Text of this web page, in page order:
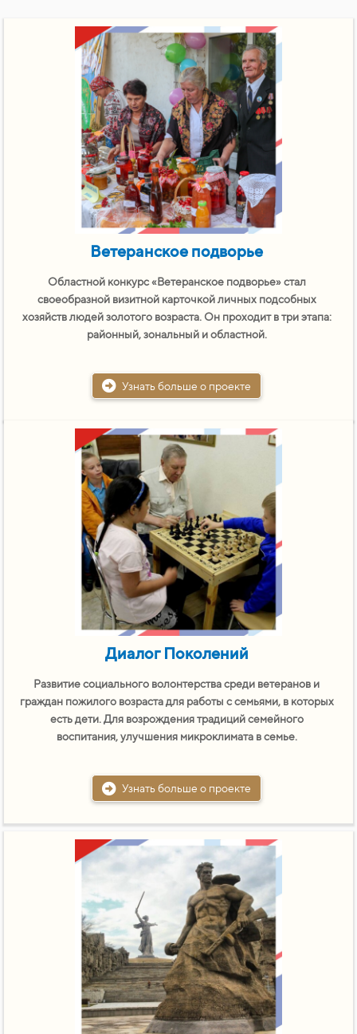
Ветеранское подворье
Областной конкурс «Ветеранское подворье» стал
своеобразной визитной карточкой личных подсобных
хозяйств людей золотого возраста. Он проходит в три этапа:
районный, зональный и областной.
Узнать больше о проекте
Диалог Поколений
Развитие социального волонтерства среди ветеранов и
граждан пожилого возраста для работы с семьями, в которых
есть дети. Для возрождения традиций семейного
воспитания, улучшения микроклимата в семье.
Узнать больше о проекте